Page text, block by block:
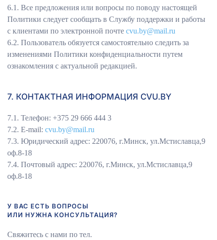
6.1. Все предложения или вопросы по поводу настоящей
Политики следует сообщать в Службу поддержки и работы
с клиентами по электронной почте cvu.by@mail.ru
6.2. Пользователь обязуется самостоятельно следить за
изменениями Политики конфиденциальности путем
ознакомления с актуальной редакцией.
7. КОНТАКТНАЯ ИНФОРМАЦИЯ CVU.BY
7.1. Телефон: +375 29 666 444 3
7.2. E-mail: cvu.by@mail.ru
7.3. Юридический адрес: 220076, г.Минск, ул.Мстиславца,9
оф.8-18
7.4. Почтовый адрес: 220076, г.Минск, ул.Мстиславца,9
оф.8-18
У ВАС ЕСТЬ ВОПРОСЫ
ИЛИ НУЖНА КОНСУЛЬТАЦИЯ?
Свяжитесь с нами по тел.